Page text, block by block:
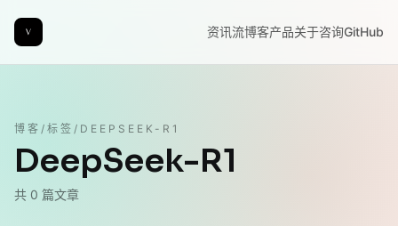
资讯流博客产品关于咨询GitHub
博客 / 标签 / DEEPSEEK-R1
DeepSeek-R1
共 0 篇文章